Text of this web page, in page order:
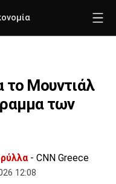
το Μουντιάλ
των
- CNN Greece
12:08